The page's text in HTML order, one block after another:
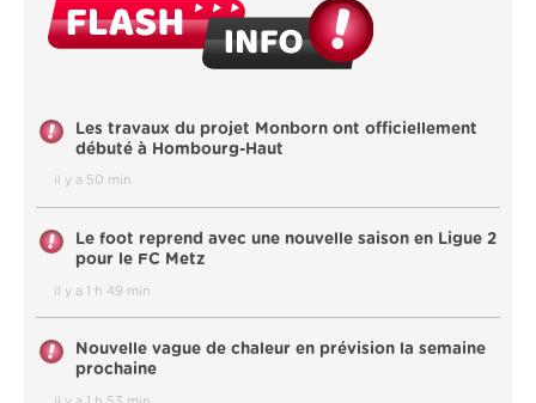
Les travaux du projet Monborn ont officiellement
débuté à Hombourg-Haut
il y a 50 min
Le foot reprend avec une nouvelle saison en Ligue 2
pour le FC Metz
il y a 1 h 49 min
Nouvelle vague de chaleur en prévision la semaine
prochaine